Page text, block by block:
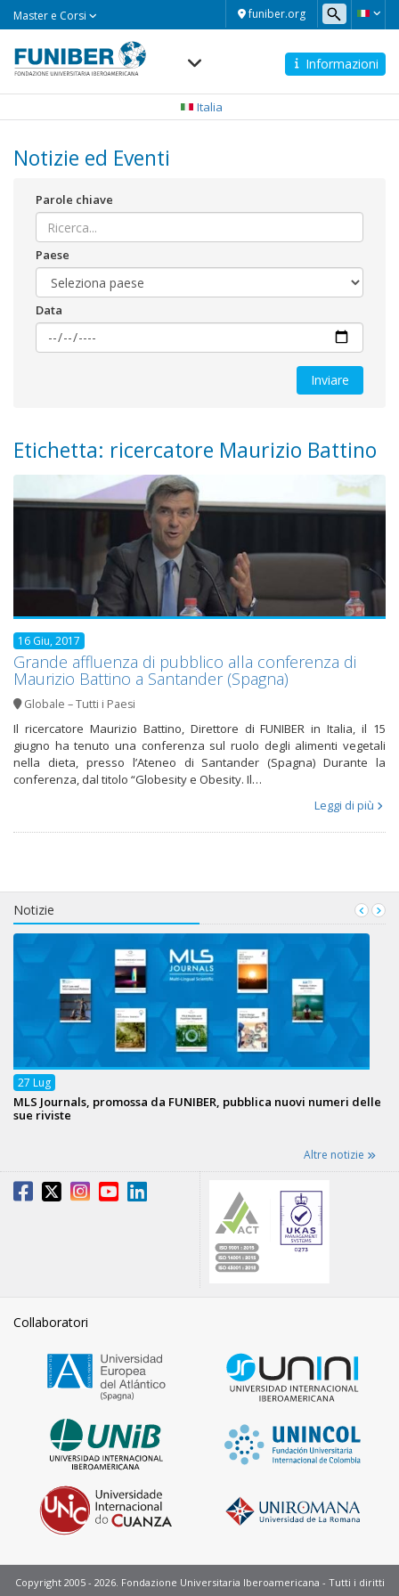
funiber.org
Master e Corsi
Informazioni
Italia
Notizie ed Eventi
Parole chiave
Paese
Data
Etichetta: ricercatore Maurizio Battino
16 Giu, 2017
Grande affluenza di pubblico alla conferenza di
Maurizio Battino a Santander (Spagna)
Globale – Tutti i Paesi
Il ricercatore Maurizio Battino, Direttore di FUNIBER in Italia, il 15
giugno ha tenuto una conferenza sul ruolo degli alimenti vegetali
nella dieta, presso l’Ateneo di Santander (Spagna) Durante la
conferenza, dal titolo “Globesity e Obesity. Il…
Leggi di più
Notizie
27 Lug
MLS Journals, promossa da FUNIBER, pubblica nuovi numeri delle
sue riviste
Altre notizie
Collaboratori
Copyright 2005 - 2026. Fondazione Universitaria Iberoamericana - Tutti i diritti